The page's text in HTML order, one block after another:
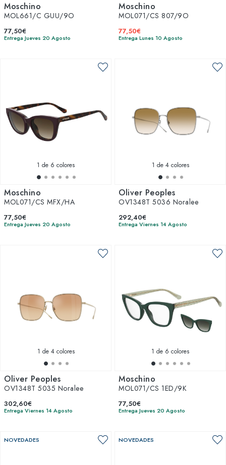
Moschino
MOL661/C GUU/9O
77,50€
Entrega Jueves 20 Agosto
Moschino
MOL071/CS 807/9O
77,50€
Entrega Lunes 10 Agosto
1 de 6 colores
Moschino
MOL071/CS MFX/HA
77,50€
Entrega Jueves 20 Agosto
1 de 4 colores
Oliver Peoples
OV1348T 5036 Noralee
292,40€
Entrega Viernes 14 Agosto
1 de 4 colores
Oliver Peoples
OV1348T 5035 Noralee
302,60€
Entrega Viernes 14 Agosto
1 de 6 colores
Moschino
MOL071/CS 1ED/9K
77,50€
Entrega Jueves 20 Agosto
NOVEDADES NOVEDADES